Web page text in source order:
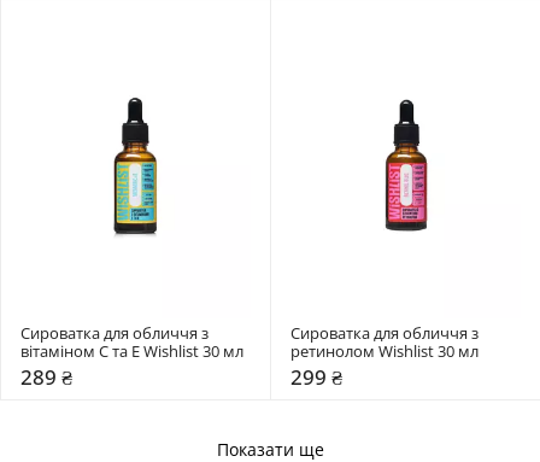
Сироватка для обличчя з
вітаміном C та E Wishlist 30 мл
289 ₴
Сироватка для обличчя з
ретинолом Wishlist 30 мл
299 ₴
Показати ще